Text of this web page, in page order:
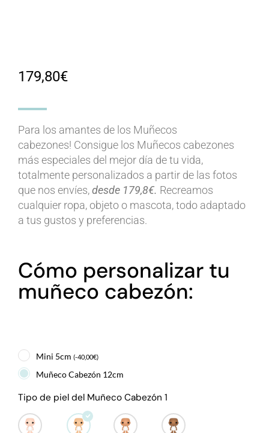
179,80€
Para los amantes de los Muñecos
cabezones! Consigue los Muñecos cabezones
más especiales del mejor día de tu vida,
totalmente personalizados a partir de las fotos
que nos envíes,desde 179,8€.
cualquier ropa, objeto o mascota, todo adaptado
a tus gustos y preferencias.
Cómo personalizar tu
muñeco cabezón:
Mini 5cm (-40,00€)
Muñeco Cabezón 12cm
Tipo de piel del Muñeco Cabezón 1